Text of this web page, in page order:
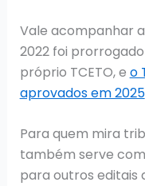
Vale acompanhar
2022 foi
próprio TCETO, e o
aprovados em 2025
Para quem mira
também serve
para outros editais